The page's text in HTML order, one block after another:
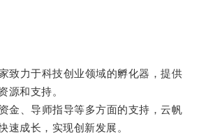
力于科技创业领域的孵化器，提供
源和支持。
、导师指导等多方面的支持，云帆
速成长，实现创新发展。